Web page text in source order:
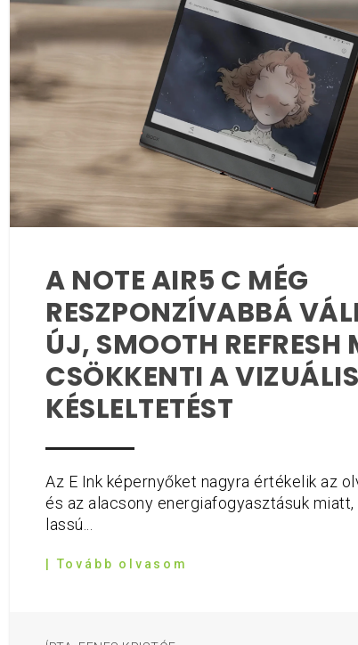
A NOTE AIR5 C MÉG
RESZPONZÍVABBÁ
ÚJ, SMOOTH REFRESH
CSÖKKENTI A VIZUÁLIS
KÉSLELTETÉST
Az E Ink képernyőket nagyra értékelik az
és az alacsony energiafogyasztásuk miatt,
lassú...
| Tovább olvasom